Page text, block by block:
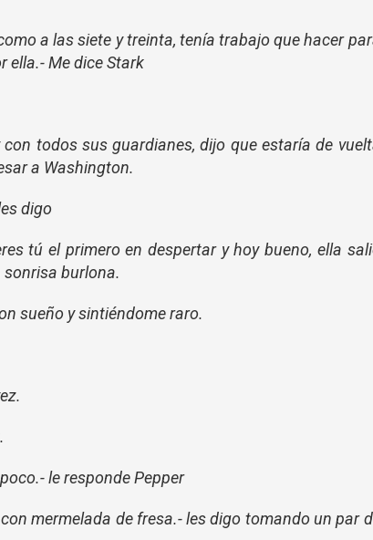
a las siete y treinta, tenía trabajo que hacer
ella.- Me dice Stark
todos sus guardianes, dijo que estaría de
a Washington.
digo
tú el primero en despertar y hoy bueno, ella
burlona.
sueño y sintiéndome raro.
le responde Pepper
mermelada de fresa.- les digo tomando un par